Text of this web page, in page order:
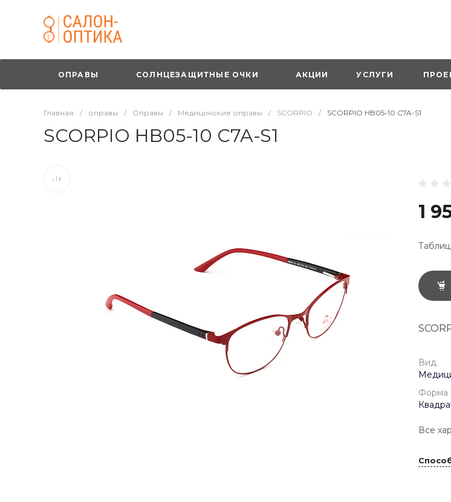
ОПРАВЫ СОЛНЦЕЗАЩИТНЫЕ ОЧКИ АКЦИИ УСЛУГИ
Главная / оправы / Оправы / Медицинские оправы / SCORPIO / SCORPIO HB05-10 C7A-S1
SCORPIO HB05-10 C7A-S1
1
Вид
Форма
Все